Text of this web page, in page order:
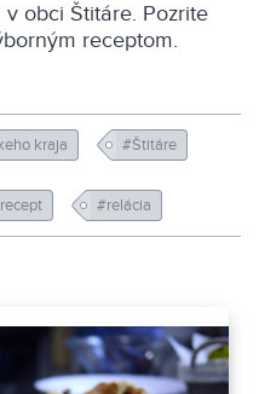
obci Štitáre. Pozrite
receptom.
kraja #Štitáre
#relácia